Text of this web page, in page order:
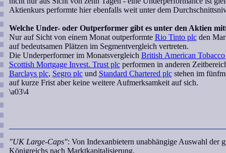
Aktienkurs performte hier ebenfalls weit unter dem
Welche Under- oder Outperformer gibt es unter den Aktien
Nur auf Sicht von einem Monat outperformte Rio Tinto plcden
auf bedeutsamen Plätzen im Segmentvergleich vertreten.
Die Underperformer im Monatsvergleich British American
Scottish Mortgage Invest. Trust plcperformen in anderen
Barclays plc, Segro plcund Standard Chartered plcstehen im
auf kurze Frist aber keine weitere Aufmerksamkeit auf sich.
\a03\4
"UK Large-Caps": Von Indexanbietern unabhängige Auswahl der
Königreichs nach Marktkapitalisierung.